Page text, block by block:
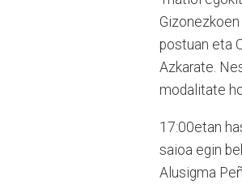
postuan eta
Azkarate.
modalitate
17:00etan
saioa egin
Alusigma